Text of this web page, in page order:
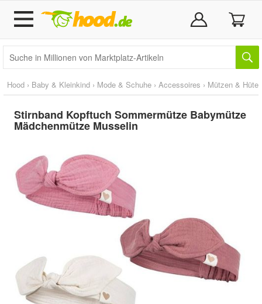
Hood › Baby & Kleinkind › Mode & Schuhe › Accessoires › Mützen & Hüte
Stirnband Kopftuch Sommermütze Babymütze
Mädchenmütze Musselin